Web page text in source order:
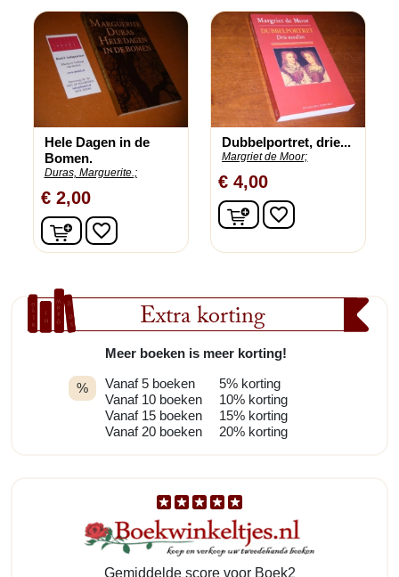
Extra korting
%
Meer boeken is meer korting!
Vanaf 5 boeken
Vanaf 10 boeken
Vanaf 15 boeken
Vanaf 20 boeken
5% korting
10% korting
15% korting
20% korting
Gemiddelde score voor Boek2
Hele Dagen in de
Bomen.
Duras, Marguerite.;
€ 2,00
In winkelwagen
favorite_border
Dubbelportret, drie...
Margriet de Moor;
€ 4,00
In winkelwagen
favorite_border